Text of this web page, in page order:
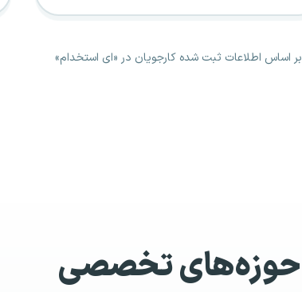
بر اساس اطلاعات ثبت شده کارجویان در «ای استخدام»
حوزه‌های تخصصی